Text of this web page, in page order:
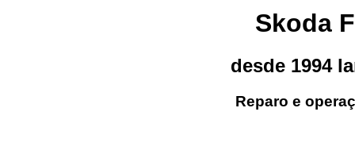
Skoda
desde 1994
Reparo e